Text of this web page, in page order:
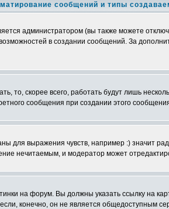
сообщений и типы
администратором (вы также можете
в создании сообщений. За
то, скорее всего, работать будут лишь
сообщения при создании этого
для выражения чувств, например :) значит
нечитаемым, и модератор может
на форум. Вы должны указать ссылку на
конечно, он не является общедоступным